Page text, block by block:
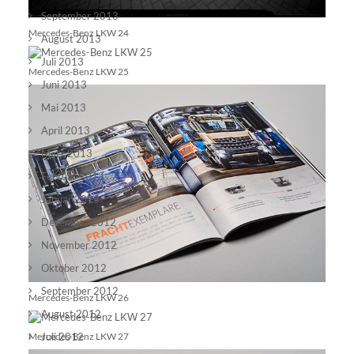
Mercedes-Benz LKW 24
Mercedes-Benz LKW 25
Mercedes-Benz LKW 26
Mercedes-Benz LKW 27
September 2013
August 2013
Juli 2013
Juni 2013
Mai 2013
April 2013
März 2013
Februar 2013
Januar 2013
Dezember 2012
November 2012
Oktober 2012
September 2012
August 2012
Juli 2012